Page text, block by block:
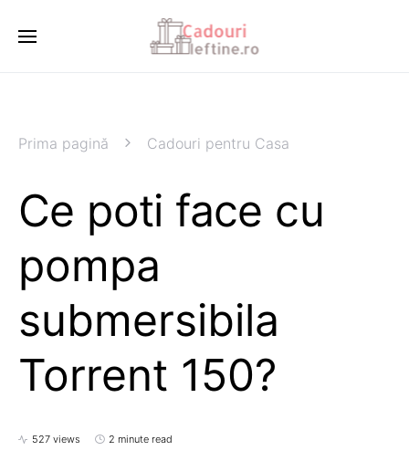
Prima pagină Cadouri pentru Casa
Ce poti face cu
pompa
submersibila
Torrent 150?
527 views 2 minute read